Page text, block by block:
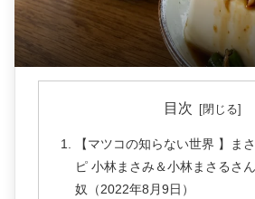
目次
【マツコの知らない世界 】ま
ピ 小林まさみ＆小林まさるさ
奴（2022年8月9日）